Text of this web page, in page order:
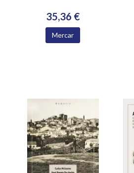
35,36 €
Mercar